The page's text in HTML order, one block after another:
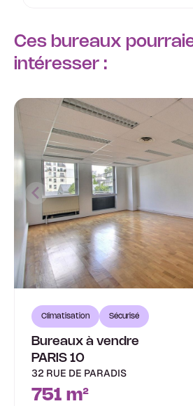
Ces bureaux
intéresser :
Climatisation Sécurisé
Bureaux à vendre
PARIS 10
32 RUE DE PARADIS
751 m²